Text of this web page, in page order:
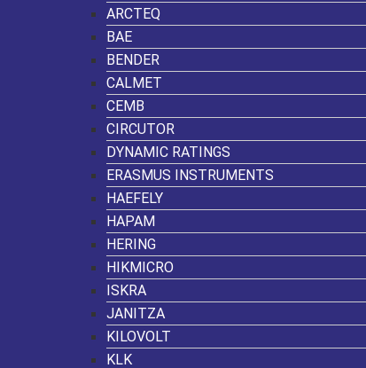
ARCTEQ
BAE
BENDER
CALMET
CEMB
CIRCUTOR
DYNAMIC RATINGS
ERASMUS INSTRUMENTS
HAEFELY
HAPAM
HERING
HIKMICRO
ISKRA
JANITZA
KILOVOLT
KLK